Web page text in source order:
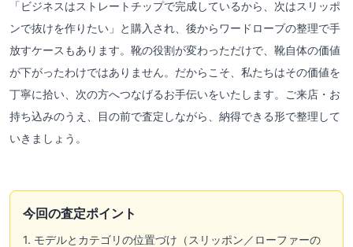
「ビジネスはストレートチップで完成しているから、次はスリッポ
ンで抜けを作りたい」と購入され、後からワードローブの整理で手
放すケースもあります。靴の役割が変わっただけで、靴自体の価値
が下がったわけではありません。だからこそ、私たちはその価値を
丁寧に拾い、次の方へつなげるお手伝いをいたします。ご来店・お
持ち込みのうえ、目の前で査定しながら、納得できる形で整理して
いきましょう。
今回の査定ポイント
1. モデルとカテゴリの位置づけ（スリッポン／ローファーの